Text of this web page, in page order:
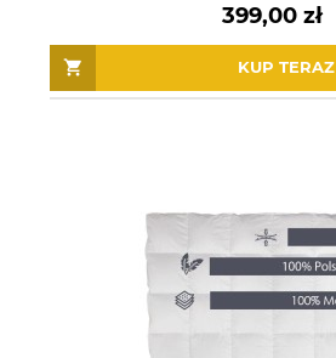
399,00 zł
KUP TERAZ